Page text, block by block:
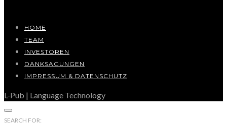
HOME
TEAM
INVESTOREN
DANKSAGUNGEN
IMPRESSUM & DATENSCHUTZ
L-Pub | Language Technology
SEARCH FOR: